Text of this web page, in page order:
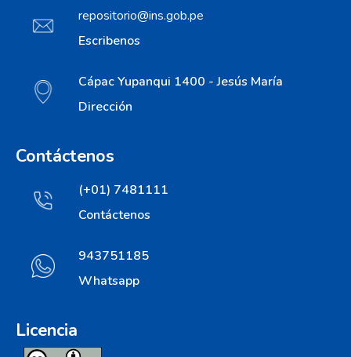
repositorio@ins.gob.pe
Escribenos
Cápac Yupanqui 1400 - Jesús María
Dirección
Contáctenos
(+01) 7481111
Contáctenos
943751185
Whatsapp
Licencia